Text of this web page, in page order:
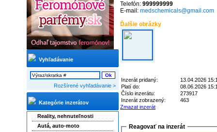
Vyhľadávanie
Rozšírené vyhľadávanie >
Kategórie inzerátov
Reality, nehnuteľnosti
Autá, auto-moto
Telefón: 999999999
E-mail: medschemicals@gmail.com
Ďalšie obrázky
Inzerát pridaný:
13.04.2026
Platí do:
08.06.2026
Číslo inzerátu:
273917
Inzerát zobrazený:
463
Zmazat inzerát
Reagovať na inzerát